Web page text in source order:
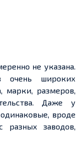
не указана.
очень широких
марки, размеров,
Даже у
вроде
заводов,